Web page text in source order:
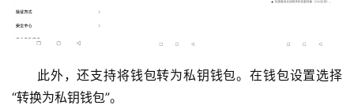
此外，还支持将钱包转为私钥钱包。在钱包设置选择
“转换为私钥钱包”。